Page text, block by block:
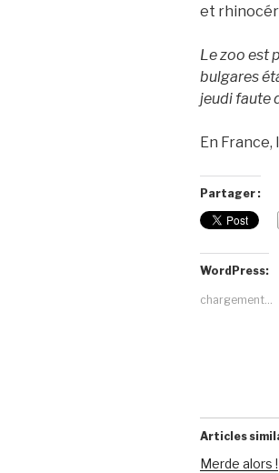
et
Le zoo est
bulgares
jeudi faute
En
Partager :
WordPress:
chargement…
Articles
Merde alors !